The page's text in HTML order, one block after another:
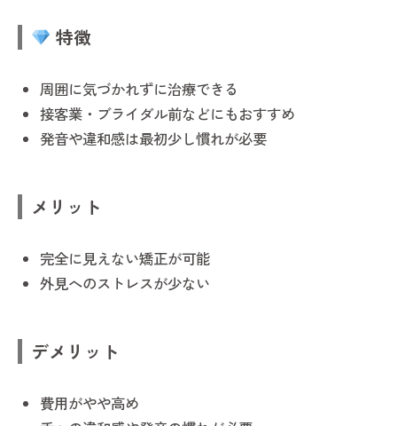
特徴
周囲に気づかれずに治療できる
接客業・ブライダル前などにもおすすめ
発音や違和感は最初少し慣れが必要
メリット
完全に見えない矯正が可能
外見へのストレスが少ない
デメリット
費用がやや高め